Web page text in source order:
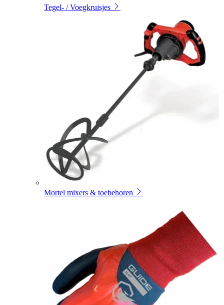
Tegel- / Voegkruisjes
Mortel mixers & toebehoren